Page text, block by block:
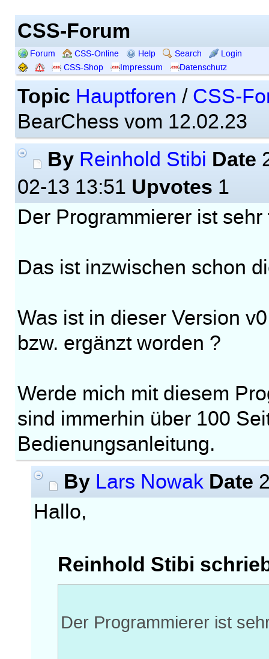
CSS-Forum
Forum CSS-Online Help Search
Login
CSS-Shop
Impressum Datenschutz
Topic Hauptforen / CSS-
BearChess vom 12.02.23
By Reinhold Stibi Date
02-13 13:51 Upvotes 1
Der Programmierer ist
Das ist inzwischen schon
Was ist in dieser Version
bzw. ergänzt worden ?
Werde mich mit diesem
sind immerhin über 100
Bedienungsanleitung.
By Lars Nowak Date
Hallo,
Reinhold Stibi
Der Programmierer ist